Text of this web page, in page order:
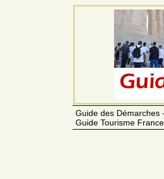
Guide des Démarches
Guide Tourisme